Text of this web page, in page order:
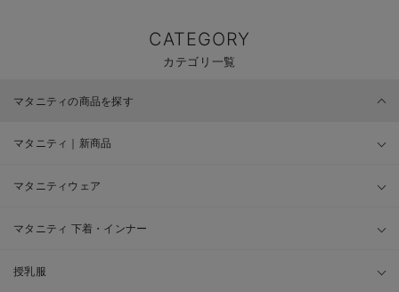
CATEGORY
カテゴリ一覧
マタニティの商品を探す
マタニティ｜新商品
マタニティウェア
マタニティ 下着・インナー
授乳服